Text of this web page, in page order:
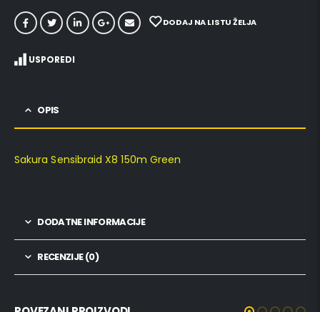
DODAJ NA LISTU ŽELJA
USPOREDI
OPIS
Sakura Sensibraid X8 150m Green
DODATNE INFORMACIJE
RECENZIJE (0)